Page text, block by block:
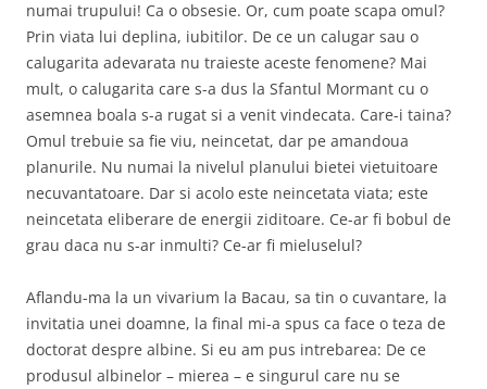
numai trupului! Ca o obsesie. Or, cum poate scapa omul?
Prin viata lui deplina, iubitilor. De ce un calugar sau o
calugarita adevarata nu traieste aceste fenomene? Mai
mult, o calugarita care s-a dus la Sfantul Mormant cu o
asemnea boala s-a rugat si a venit vindecata. Care-i taina?
Omul trebuie sa fie viu, neincetat, dar pe amandoua
planurile. Nu numai la nivelul planului bietei vietuitoare
necuvantatoare. Dar si acolo este neincetata viata; este
neincetata eliberare de energii ziditoare. Ce-ar fi bobul de
grau daca nu s-ar inmulti? Ce-ar fi mieluselul?
Aflandu-ma la un vivarium la Bacau, sa tin o cuvantare, la
invitatia unei doamne, la final mi-a spus ca face o teza de
doctorat despre albine. Si eu am pus intrebarea: De ce
produsul albinelor – mierea – e singurul care nu se